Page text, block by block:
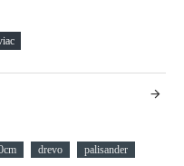
drevo
palisander